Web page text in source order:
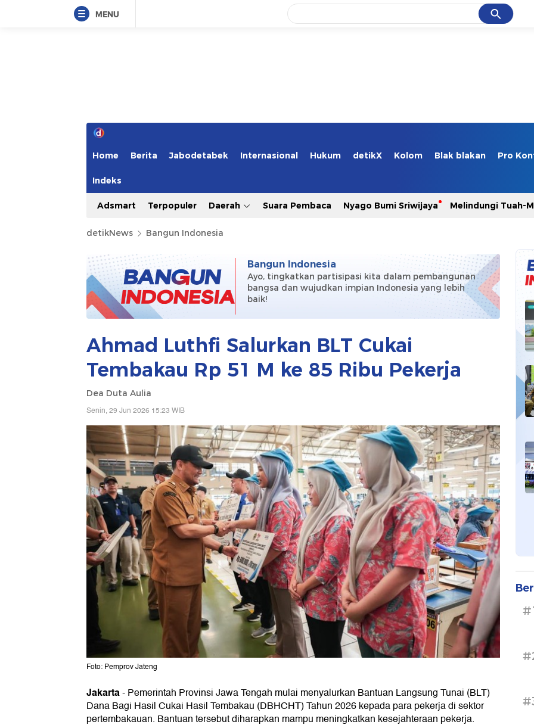
MENU Cancel
#4iran
Terakhir yang dicari
Home Berita Jabodetabek Internasional Hukum detikX Kolom Blak blakan Pro
Indeks
Adsmart Terpopuler Daerah Suara Pembaca Nyago Bumi Sriwijaya Melindungi Tuah-
detikNews Bangun Indonesia
Bangun Indonesia
Ayo, tingkatkan partisipasi kita dalam pembangunan
bangsa dan wujudkan impian Indonesia yang lebih
baik!
Ahmad Luthfi Salurkan BLT Cukai
Tembakau Rp 51 M ke 85 Ribu Pekerja
Dea Duta Aulia
Senin, 29 Jun 2026 15:23 WIB
Foto: Pemprov Jateng
Jakarta-Pemerintah Provinsi Jawa Tengah mulai menyalurkan Bantuan Langsung Tunai (BLT)
Dana Bagi Hasil Cukai Hasil Tembakau (DBHCHT) Tahun 2026 kepada para pekerja di sektor
pertembakauan. Bantuan tersebut diharapkan mampu meningkatkan kesejahteraan pekerja.